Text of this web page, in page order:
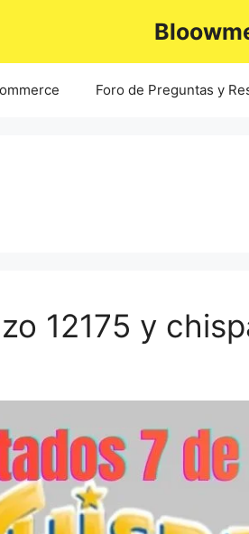
Foro de Preguntas y
12175 y